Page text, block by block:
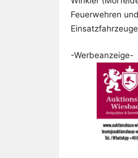
Feuerwehren
-Werbeanzeige-